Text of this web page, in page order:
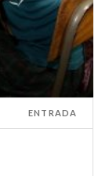
ENTRADA